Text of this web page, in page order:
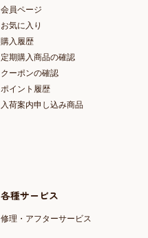
会員ページ
お気に入り
購入履歴
定期購入商品の確認
クーポンの確認
ポイント履歴
入荷案内申し込み商品
各種サービス
修理・アフターサービス